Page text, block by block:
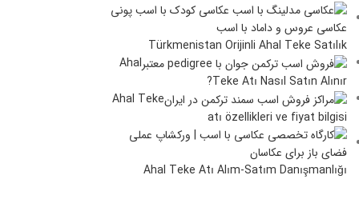
Türkmenistan Orijinli Ahal Teke Satılık
Ahal
Teke Atı Nasıl Satın Alınır?
Ahal Teke
atı özellikleri ve fiyat bilgisi
Ahal Teke Atı Alım-Satım Danışmanlığı